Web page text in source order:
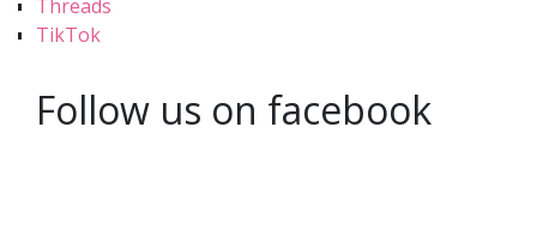
Threads
TikTok
Follow us on facebook